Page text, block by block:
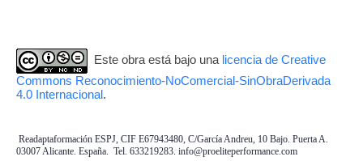
Este obra está bajo una licencia de Creative
Commons Reconocimiento-NoComercial-SinObraDerivada
4.0 Internacional.
Readaptaformación ESPJ, CIF E67943480, C/García Andreu, 10 Bajo. Puerta A.
03007 Alicante. España. Tel. 633219283. info@proeliteperformance.com